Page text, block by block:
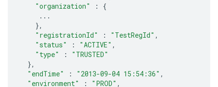
"organization"
:
{
...
},
"registrationId"
: "TestRegId" ,
"status"
: "ACTIVE" ,
"type"
:
"TRUSTED"
},
"endTime"
: "2013-09-04 15:54:36" ,
"environment"
: "PROD" ,